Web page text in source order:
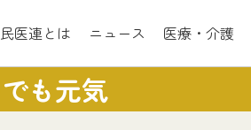
民医連とは ニュース 医療・介護
も元気